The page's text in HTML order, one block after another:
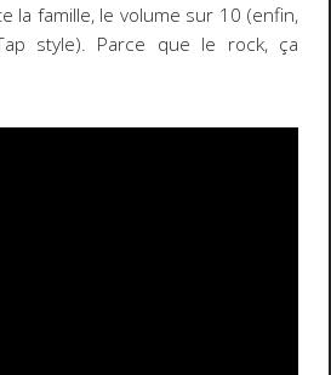
la famille, le volume sur 10 (enfin,
style). Parce que le rock, ça